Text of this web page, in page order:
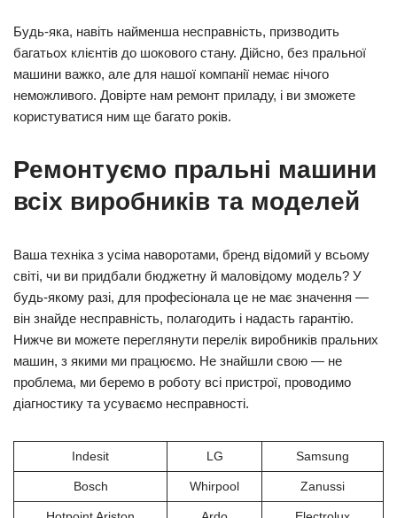
Будь-яка, навіть найменша несправність, призводить
багатьох клієнтів до шокового стану. Дійсно, без пральної
машини важко, але для нашої компанії немає нічого
неможливого. Довірте нам ремонт приладу, і ви зможете
користуватися ним ще багато років.
Ремонтуємо пральні машини
всіх виробників та моделей
Ваша техніка з усіма наворотами, бренд відомий у всьому
світі, чи ви придбали бюджетну й маловідому модель? У
будь-якому разі, для професіонала це не має значення —
він знайде несправність, полагодить і надасть гарантію.
Нижче ви можете переглянути перелік виробників пральних
машин, з якими ми працюємо. Не знайшли свою — не
проблема, ми беремо в роботу всі пристрої, проводимо
діагностику та усуваємо несправності.
Indesit LG Samsung
Bosch Whirpool Zanussi